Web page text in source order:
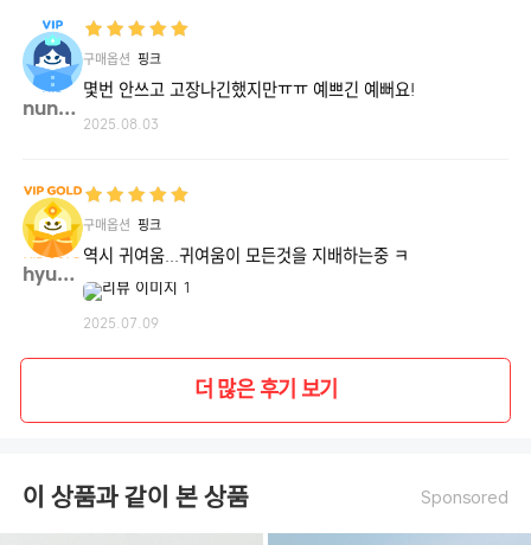
nunu7**
구매옵션 핑크
몇번 안쓰고 고장나긴했지만ㅠㅠ 예쁘긴 예뻐요!
2025.08.03
hyund**
구매옵션 핑크
역시 귀여움...귀여움이 모든것을 지배하는중 ㅋ
2025.07.09
더 많은 후기 보기
이 상품과 같이 본 상품 Sponsored